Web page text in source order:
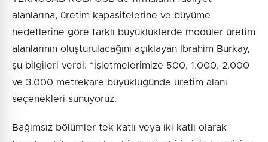
alanlarına, üretim kapasitelerine ve büyüme
hedeflerine göre farklı büyüklüklerde modüler üretim
alanlarının oluşturulacağını açıklayan İbrahim Burkay,
şu bilgileri verdi: “İşletmelerimize 500, 1.000, 2.000
ve 3.000 metrekare büyüklüğünde üretim alanı
seçenekleri sunuyoruz.
Bağımsız bölümler tek katlı veya iki katlı olarak